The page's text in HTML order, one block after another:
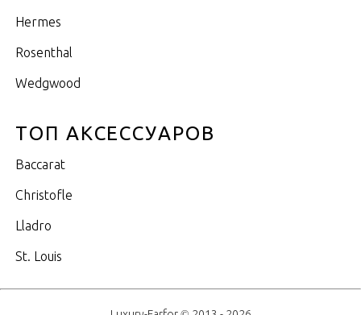
Hermes
Rosenthal
Wedgwood
ТОП АКСЕССУАРОВ
Baccarat
Christofle
Lladro
St. Louis